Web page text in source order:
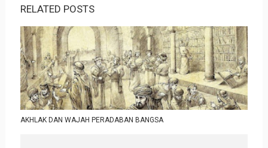
RELATED POSTS
AKHLAK DAN WAJAH PERADABAN BANGSA